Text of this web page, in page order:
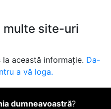
multe site-uri
această informație. Da-
a vă loga.
dumneavoastră?